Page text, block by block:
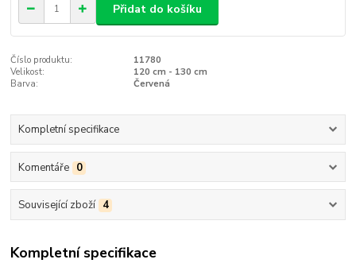
Přidat do košíku
Číslo produktu:
11780
Velikost:
120 cm - 130 cm
Barva:
Červená
Kompletní specifikace
Komentáře 0
Související zboží 4
Kompletní specifikace